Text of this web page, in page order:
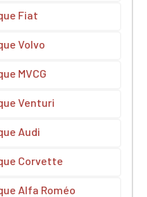
Fiat
Volvo
MVCG
Venturi
Audi
Corvette
Alfa Roméo